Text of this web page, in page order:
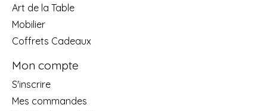
Art de la Table
Mobilier
Coffrets Cadeaux
Mon compte
S'inscrire
Mes commandes